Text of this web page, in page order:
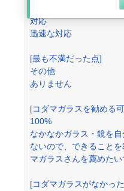
対応
迅速な対応
[最も不満だった点]
その他
ありません
[コダマガラスを勧める
100%
なかなかガラス・鏡を
ないので、できること
マガラスさんを薦めたい
[コダマガラスがなかっ